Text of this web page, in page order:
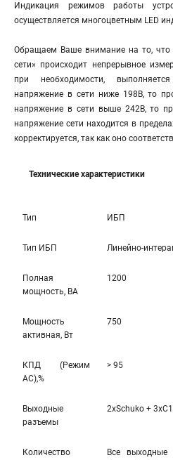
Индикация режимов работы
осуществляется многоцветным LED
Обращаем Ваше внимание на то,
сети» происходит непрерывное
при необходимости,
напряжение в сети ниже 198В, то
напряжение в сети выше 242В, то
напряжение сети находится в
корректируется, так как оно
Технические характеристики
Тип ИБП
Тип ИБП Линейно-
Полная
мощность, ВА
1200
Мощность
активная, Вт
750
КПД (Режим
AC),%
> 95
Выходные
разъемы
2xSchuko +
Количество
Все